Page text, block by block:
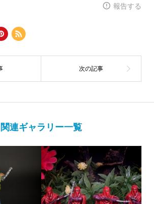
報告する
関連ギャラリー一覧